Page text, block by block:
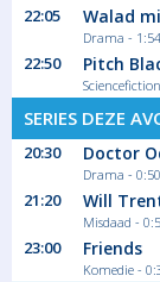
22:05 Walad
Drama -
22:50 Pitch
SERIES DEZE
20:30 Doctor
Drama -
21:20 Will
Misdaad -
23:00 Friends
Komedie -